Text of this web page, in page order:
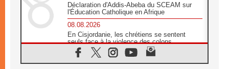
Déclaration d'Addis-Abeba du SCEAM sur
l'Éducation Catholique en Afrique
08.08.2026
En Cisjordanie, les chrétiens se sentent
seuls face à la violence des colons
08.08.2026
Léon XIV au sanctuaire de Notre Dame du